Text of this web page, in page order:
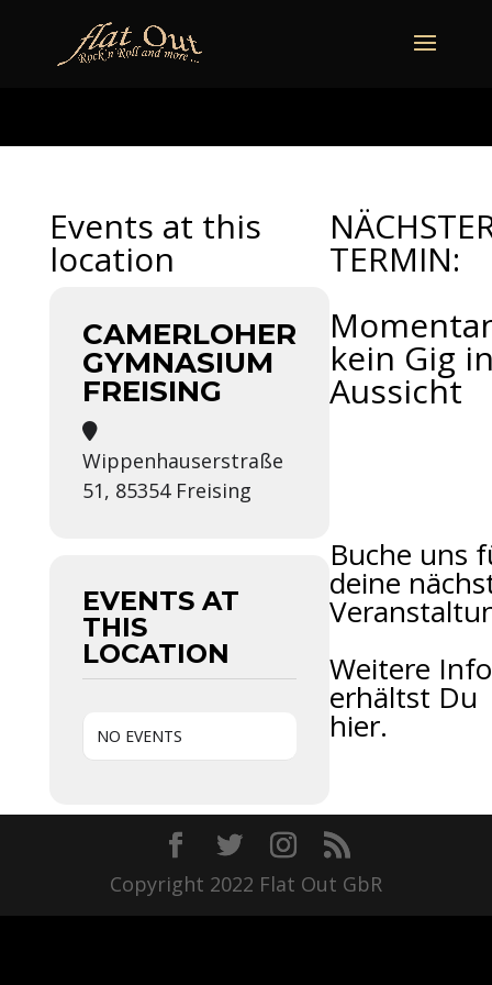
Events at this
location
CAMERLOHER
GYMNASIUM
FREISING
Wippenhauserstraße
51, 85354 Freising
EVENTS AT
THIS
LOCATION
NO EVENTS
TERMIN:
kein Gig
Aussicht
Buche uns
deine
Weitere
erhältst Du
hier.
Copyright 2022 Flat Out GbR